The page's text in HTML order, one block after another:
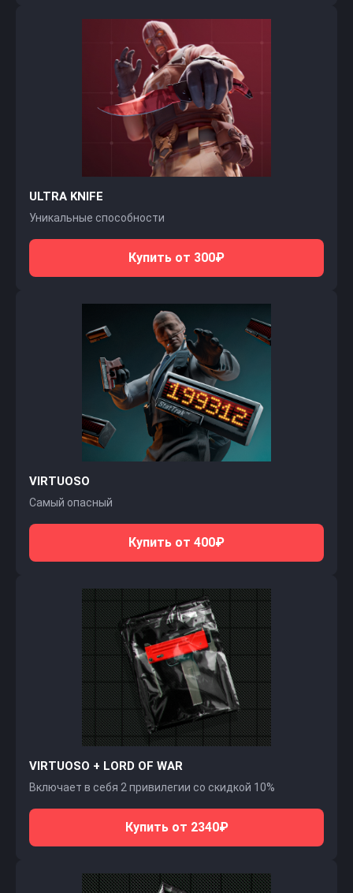
ULTRA KNIFE
Уникальные способности
Купить от 300₽
VIRTUOSO
Самый опасный
Купить от 400₽
VIRTUOSO + LORD OF WAR
Включает в себя 2 привилегии со скидкой 10%
Купить от 2340₽